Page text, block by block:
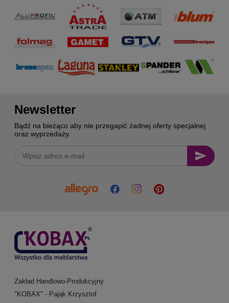
Newsletter
Bądź na bieżąco aby nie przegapić żadnej oferty specjalnej
oraz wyprzedaży.
Zakład Handlowo-Produkcyjny
"KOBAX" - Pająk Krzysztof